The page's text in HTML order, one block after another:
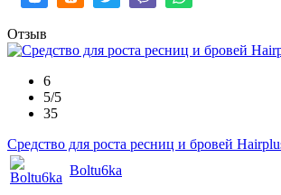
Отзыв
6
5/5
35
Средство для роста ресниц и бровей
Boltu6ka